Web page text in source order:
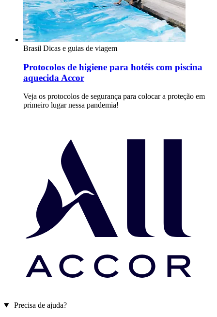
Brasil Dicas e guias de viagem
Protocolos de higiene para hotéis com piscina
aquecida Accor
Veja os protocolos de segurança para colocar a proteção em
primeiro lugar nessa pandemia!
Precisa de ajuda?